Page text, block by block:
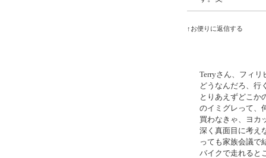
↑お便りに返信する
Terryさん、フィ
どうなんだろ、行
とりあえずどこか
のイミグレって、
買わなきゃ、ヨカ
深く真面目に考え
っても家族会議で
バイクで走れると